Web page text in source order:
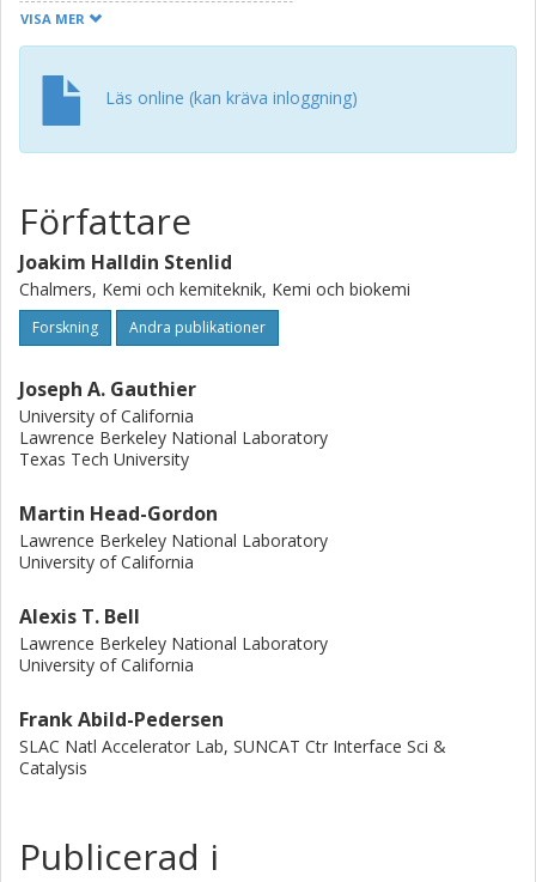
overlaid with site distributions demonstrate that increased
surface roughness enhances the fraction of active sites
trends. Our findings highlight how roughness-induced
atomic structural modulation promotes nanoenvironments
with mixed high and low coordination 4-fold sites able to
roughness-dependent site reactivity and offers strategies
for rational catalyst design to optimize multicarbon
product formation in eCO2RR.
VISA MER
Läs online (kan kräva inloggning)
Författare
Joakim Halldin Stenlid
Chalmers, Kemi och kemiteknik, Kemi och biokemi
Forskning Andra publikationer
Joseph A. Gauthier
University of California
Lawrence Berkeley National Laboratory
Texas Tech University
Martin Head-Gordon
Lawrence Berkeley National Laboratory
University of California
Alexis T. Bell
Lawrence Berkeley National Laboratory
University of California
Frank Abild-Pedersen
SLAC Natl Accelerator Lab, SUNCAT Ctr Interface Sci &
Catalysis
Publicerad i